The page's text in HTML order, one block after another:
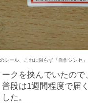
シール、これに限らず「自作シンセ
クを挟んでいたの
段は1週間程度で届
た。